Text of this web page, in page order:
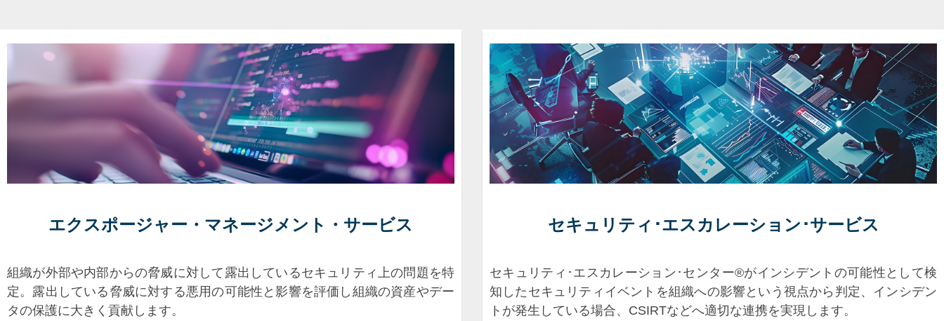
エクスポージャー・マネージメント・ サービス
組織が外部や内部からの脅威に対して露出しているセキュリティ上の問題を特
定。露出している脅威に対する悪用の可能性と影響を評価し組織の資産やデー
タの保護に大きく貢献します。
セキュリティ･エスカレーション･サービス
セキュリティ･エスカレーション･センター®がインシデントの可能性として検
知したセキュリティイベントを組織への影響という視点から判定、インシデン
トが発生している場合、CSIRTなどへ適切な連携を実現します。